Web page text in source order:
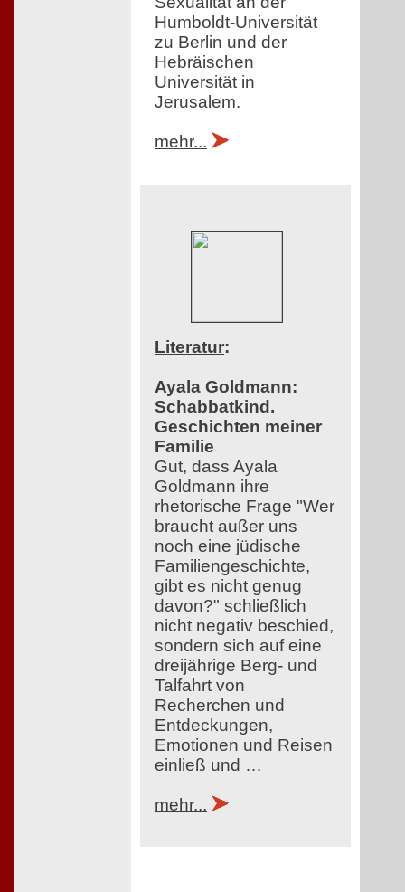
Humboldt-Universität
zu Berlin und der
Hebräischen
Universität in
Jerusalem.
mehr...
Literatur:
Ayala Goldmann:
Schabbatkind.
Geschichten meiner
Familie
Gut, dass Ayala
Goldmann ihre
rhetorische Frage "Wer
braucht außer uns
noch eine jüdische
Familiengeschichte,
gibt es nicht genug
davon?" schließlich
nicht negativ beschied,
sondern sich auf eine
dreijährige Berg- und
Talfahrt von
Recherchen und
Entdeckungen,
Emotionen und Reisen
einließ und …
mehr...